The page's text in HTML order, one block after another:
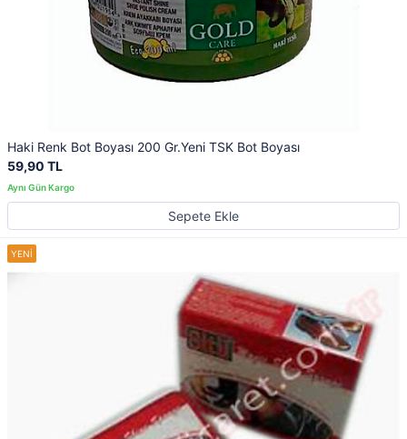
Haki Renk Bot Boyası 200 Gr.Yeni TSK Bot Boyası
59,90 TL
Sepete Ekle